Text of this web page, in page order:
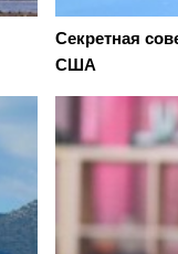
Секретная
США